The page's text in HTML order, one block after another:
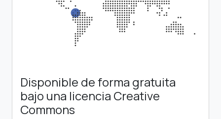
Disponible de forma gratuita
bajo una licencia Creative
Commons